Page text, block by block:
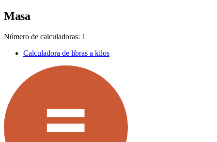
Masa
Número de calculadoras: 1
Calculadora de libras a kilos